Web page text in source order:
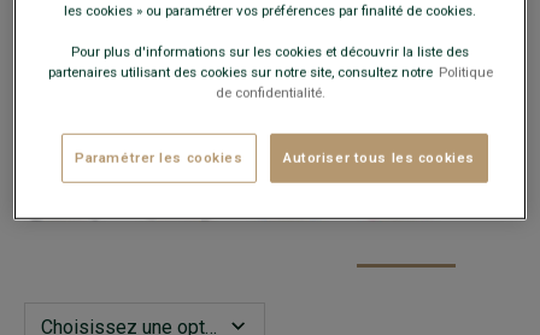
Payez en plusieurs fois dès 199€ d'achat
COULEURS DISPONIBLES
les cookies » ou paramétrer vos préférences par finalité de cookies.
Pour plus d'informations sur les cookies et découvrir la liste des
partenaires utilisant des cookies sur notre site, consultez notre Politique
de confidentialité.
Paramétrer les cookies Autoriser tous les cookies